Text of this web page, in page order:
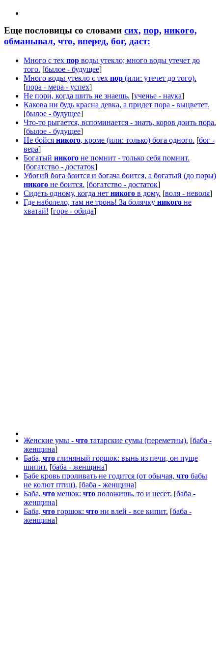
Еще пословицы со словами сих, пор, никого,
обманывал, что, вперед, бог, даст:
Много с тех пор воды утекло; много воды утечет до
того. [былое - будущее]
Много воды утекло с тех пор (или: утечет до того).
[пора - мера - успех]
Не пори́, когда шить не знаешь. [ученье - наука]
Какова ни будь красна девка, а придет пора - выцветет.
[былое - будущее]
Что-то рыгается, вспоминается - знать, коров доить пора.
[былое - будущее]
Не бойся никого, кроме (или: только) бога одного. [бог -
вера]
Богатый никого не помнит - только себя помнит.
[богатство - достаток]
Убогий бога боится и богача боится, а богатый (до поры)
никого не боится. [богатство - достаток]
Сидеть одному, когда нет никого в дому. [воля - неволя]
Где наболело, там не тронь! За болячку никого не
хватай! [горе - обида]
Женские умы - что татарские сумы (переметны). [баба -
женщина]
Баба, что глиняный горшок: вынь из печи, он пуще
шипит. [баба - женщина]
Бабе кровь проливать не годится (от обычая, что бабы
не колют птиц). [баба - женщина]
Баба, что мешок: что положишь, то и несет. [баба -
женщина]
Баба, что горшок: что ни влей - все кипит. [баба -
женщина]